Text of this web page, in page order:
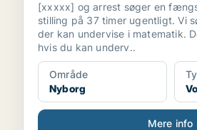
[xxxxx] og arrest søger en
stilling på 37 timer ugentligt. Vi
der kan undervise i matematik.
hvis du kan underv..
Område
Nyborg
Mere info